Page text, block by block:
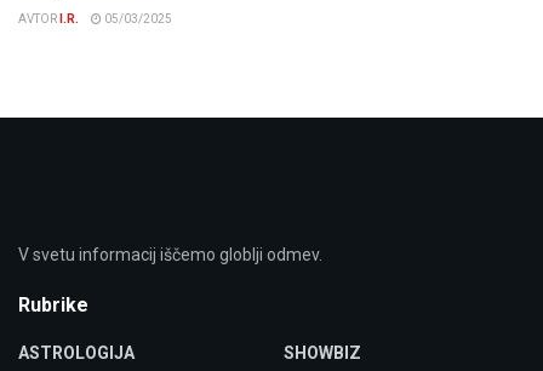
AVTOR I.R. 05/03/2025
V svetu informacij iščemo globlji odmev.
Rubrike
ASTROLOGIJA SHOWBIZ